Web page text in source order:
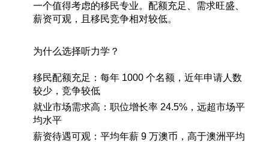
一个值得考虑的移民专业。配额充足、需求旺盛、
薪资可观，且移民竞争相对较低。
为什么选择听力学？
移民配额充足：每年 1000 个名额，近年申请人数
较少，竞争较低
就业市场需求高：职位增长率 24.5% ，远超市场平
均水平
薪资待遇可观：平均年薪 9 万澳币，高于澳洲平均